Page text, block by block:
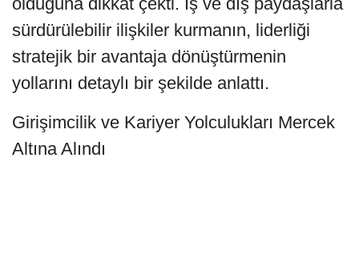
sürdürülebilir ilişkiler kurmanın, liderliği
stratejik bir avantaja dönüştürmenin
yollarını detaylı bir şekilde anlattı.
Girişimcilik ve Kariyer Yolculukları Mercek
Altına Alındı